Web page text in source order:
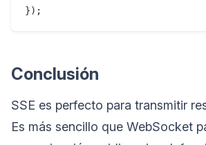
Conclusión
SSE es perfecto para transmitir
Es más sencillo que WebSocket